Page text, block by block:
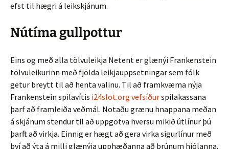
efst til hægri á leikskjánum.
Nútíma gullpottur
Eins og með alla tölvuleikja Netent er glænýi Frankenstein
tölvuleikurinn með fjölda leikjauppsetningar sem fólk
getur breytt til að henta valinu. Til að framkvæma nýja
Frankenstein spilavítis i24slot.org vefsíðurspilakassana
þarf að framleiða veðmál. Notaðu grænu hnappana meðan
á skjánum stendur til að uppgötva hversu mikið útlínur þú
þarft að virkja. Einnig er hægt að gera virka sigurlínur með
því að ýta á milli glænýja upphæðanna að brúnum hjólanna.